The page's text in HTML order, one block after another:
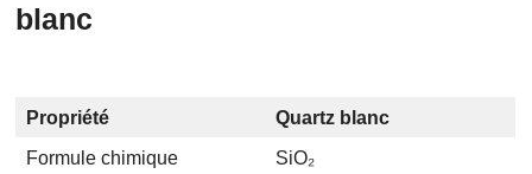
blanc
Propriété
Quartz blanc
Formule chimique
SiO₂